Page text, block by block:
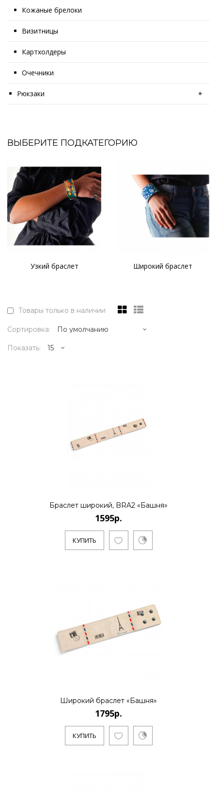
Кожаные брелоки
Визитницы
Картхолдеры
Очечники
Рюкзаки +
ВЫБЕРИТЕ ПОДКАТЕГОРИЮ
Узкий браслет Широкий браслет
Товары только в наличии
Сортировка:
Показать:
..
..
1795р.
Браслет широкий, BRA2 «Башня»
1595р.
КУПИТЬ
Широкий браслет «Башня»
1795р.
КУПИТЬ